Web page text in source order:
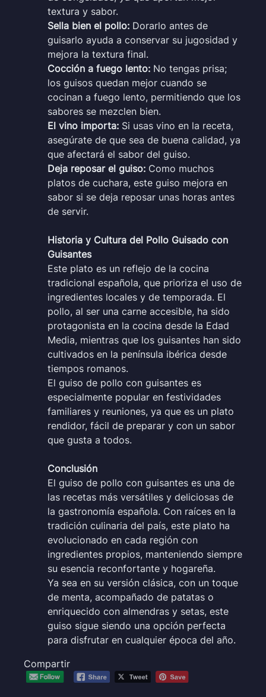
textura y sabor.
Sella bien el pollo: Dorarlo antes de
guisarlo ayuda a conservar su jugosidad y
mejora la textura final.
Cocción a fuego lento: No tengas prisa;
los guisos quedan mejor cuando se
cocinan a fuego lento, permitiendo que los
sabores se mezclen bien.
El vino importa: Si usas vino en la receta,
asegúrate de que sea de buena calidad, ya
que afectará el sabor del guiso.
Deja reposar el guiso: Como muchos
platos de cuchara, este guiso mejora en
sabor si se deja reposar unas horas antes
de servir.
Historia y Cultura del Pollo Guisado con
Guisantes
Este plato es un reflejo de la cocina
tradicional española, que prioriza el uso de
ingredientes locales y de temporada. El
pollo, al ser una carne accesible, ha sido
protagonista en la cocina desde la Edad
Media, mientras que los guisantes han sido
cultivados en la península ibérica desde
tiempos romanos.
El guiso de pollo con guisantes es
especialmente popular en festividades
familiares y reuniones, ya que es un plato
rendidor, fácil de preparar y con un sabor
que gusta a todos.
Conclusión
El guiso de pollo con guisantes es una de
las recetas más versátiles y deliciosas de
la gastronomía española. Con raíces en la
tradición culinaria del país, este plato ha
evolucionado en cada región con
ingredientes propios, manteniendo siempre
su esencia reconfortante y hogareña.
Ya sea en su versión clásica, con un toque
de menta, acompañado de patatas o
enriquecido con almendras y setas, este
guiso sigue siendo una opción perfecta
para disfrutar en cualquier época del año.
Compartir